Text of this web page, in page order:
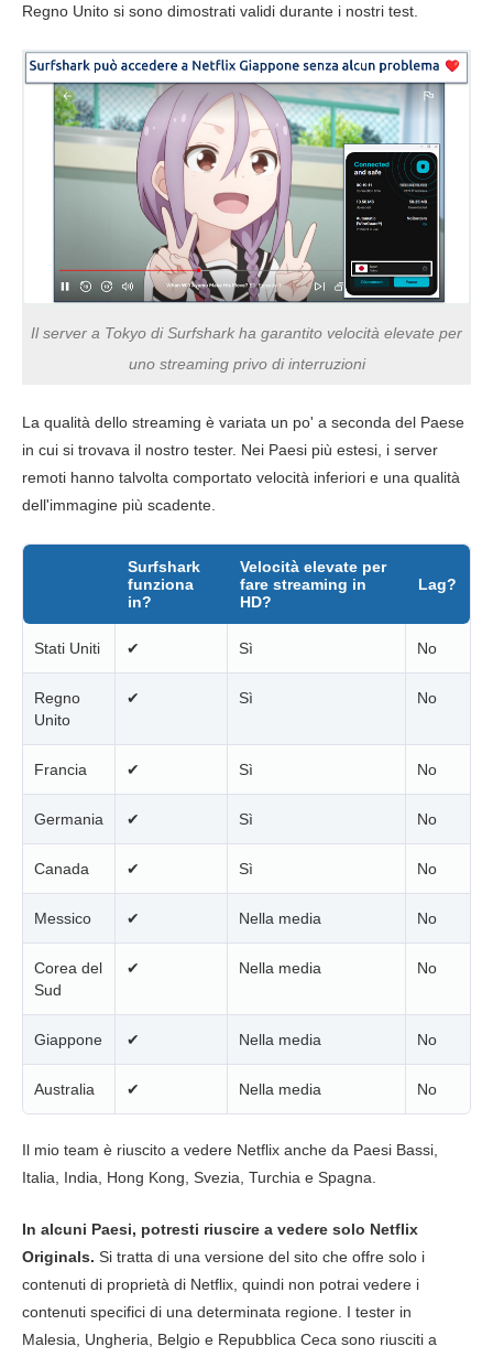
Regno Unito si sono dimostrati validi durante i nostri test.
Il server a Tokyo di Surfshark ha garantito velocità elevate per
uno streaming privo di interruzioni
La qualità dello streaming è variata un po' a seconda del Paese
in cui si trovava il nostro tester. Nei Paesi più estesi, i server
remoti hanno talvolta comportato velocità inferiori e una qualità
dell'immagine più scadente.
Surfshark
funziona
in?
Velocità elevate per
fare streaming in
HD?
Lag?
Stati Uniti ✔ Sì No
Regno
Unito
✔ Sì No
Francia ✔ Sì No
Germania ✔ Sì No
Canada ✔ Sì No
Messico ✔ Nella media No
Corea del
Sud
✔ Nella media No
Giappone ✔ Nella media No
Australia ✔ Nella media No
Il mio team è riuscito a vedere Netflix anche da Paesi Bassi,
Italia, India, Hong Kong, Svezia, Turchia e Spagna.
In alcuni Paesi, potresti riuscire a vedere solo Netflix
Originals. Si tratta di una versione del sito che offre solo i
contenuti di proprietà di Netflix, quindi non potrai vedere i
contenuti specifici di una determinata regione. I tester in
Malesia, Ungheria, Belgio e Repubblica Ceca sono riusciti a